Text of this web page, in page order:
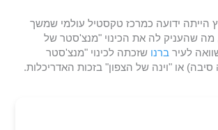
הייתה ידועה כמרכז טקסטיל עולמי שמשך
מה שהעניק לה את הכינוי "מנצ'סטר של
לעירברנו שזכתה לכינוי "מנצ'סטר
או "וינה של הצפון" בזכות האדריכלות.